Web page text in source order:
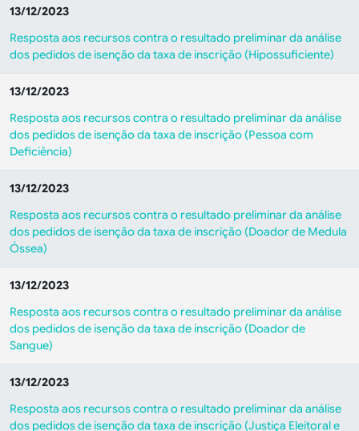
13/12/2023
Resposta aos recursos contra o resultado preliminar da análise
dos pedidos de isenção da taxa de inscrição (Hipossuficiente)
13/12/2023
Resposta aos recursos contra o resultado preliminar da análise
dos pedidos de isenção da taxa de inscrição (Pessoa com
Deficiência)
13/12/2023
Resposta aos recursos contra o resultado preliminar da análise
dos pedidos de isenção da taxa de inscrição (Doador de Medula
Óssea)
13/12/2023
Resposta aos recursos contra o resultado preliminar da análise
dos pedidos de isenção da taxa de inscrição (Doador de
Sangue)
13/12/2023
Resposta aos recursos contra o resultado preliminar da análise
dos pedidos de isenção da taxa de inscrição (Justiça Eleitoral e